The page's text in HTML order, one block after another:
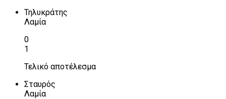
Τηλυκράτης
Λαμία
0
1
Τελικό αποτέλεσμα
Σταυρός
Λαμία